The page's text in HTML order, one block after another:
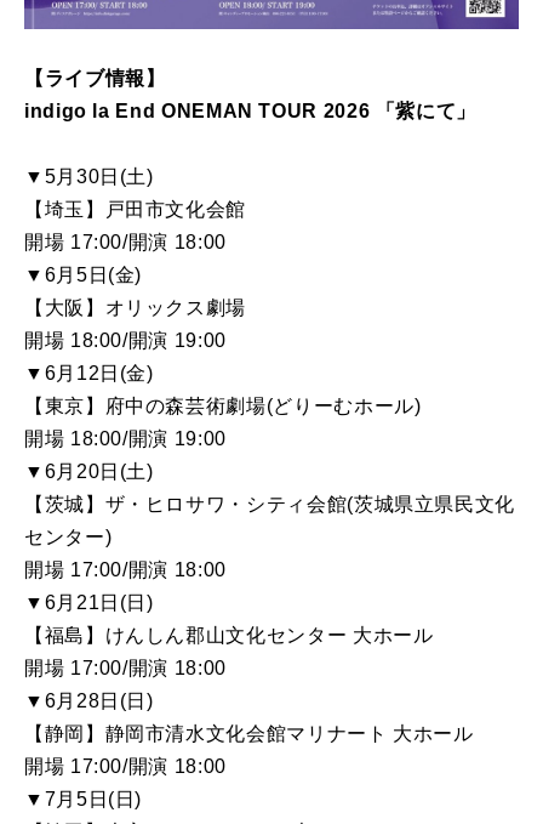
【ライブ情報】
indigo la End ONEMAN TOUR 2026 「紫にて」
▼5月30日(土)
【埼玉】戸田市文化会館
開場 17:00/開演 18:00
▼6月5日(金)
【大阪】オリックス劇場
開場 18:00/開演 19:00
▼6月12日(金)
【東京】府中の森芸術劇場(どりーむホール)
開場 18:00/開演 19:00
▼6月20日(土)
【茨城】ザ・ヒロサワ・シティ会館(茨城県立県民文化
センター)
開場 17:00/開演 18:00
▼6月21日(日)
【福島】けんしん郡山文化センター 大ホール
開場 17:00/開演 18:00
▼6月28日(日)
【静岡】静岡市清水文化会館マリナート 大ホール
開場 17:00/開演 18:00
▼7月5日(日)